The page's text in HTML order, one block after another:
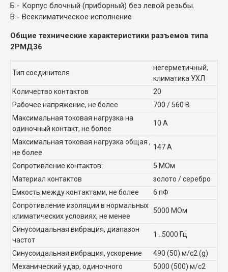
Б - Корпус блочный (приборный) без левой резьбы.
В - Всеклиматическое исполнение
Общие технические характеристики разъемов типа
2РМД36
Тип соединителя
негерметичный,
климатика УХЛ
Количество контактов
20
Рабочее напряжение, не более
700 / 560 В
Максимальная токовая нагрузка на
одиночный контакт, не более
10 А
Максимальная токовая нагрузка общая ,
не более
147 А
Сопротивление контактов:
5 МОм
Материал контактов
золото / серебро
Емкость между контактами, не более
6 пФ
Сопротивление изоляции в нормальных
климатических условиях, не менее
5000 МОм
Синусоидальная вибрация, диапазон
частот
1...5000 Гц
Синусоидальная вибрация, ускорение
490 (50) м/с2 (g)
Механический удар, одиночного
5000 (500) м/с2